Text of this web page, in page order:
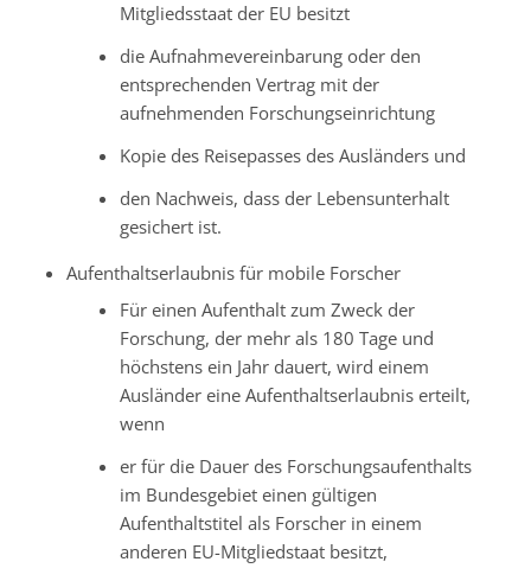
Mitgliedsstaat der EU besitzt
die Aufnahmevereinbarung oder den
entsprechenden Vertrag mit der
aufnehmenden Forschungseinrichtung
Kopie des Reisepasses des Ausländers und
den Nachweis, dass der Lebensunterhalt
gesichert ist.
Aufenthaltserlaubnis für mobile Forscher
Für einen Aufenthalt zum Zweck der
Forschung, der mehr als 180 Tage und
höchstens ein Jahr dauert, wird einem
Ausländer eine Aufenthaltserlaubnis erteilt,
wenn
er für die Dauer des Forschungsaufenthalts
im Bundesgebiet einen gültigen
Aufenthaltstitel als Forscher in einem
anderen EU-Mitgliedstaat besitzt,